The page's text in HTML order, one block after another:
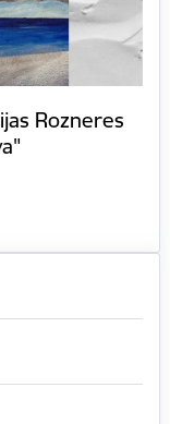
Rozneres